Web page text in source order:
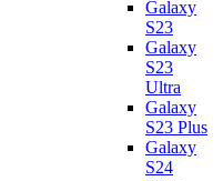
Galaxy
S23
Galaxy
S23
Ultra
Galaxy
S23 Plus
Galaxy
S24